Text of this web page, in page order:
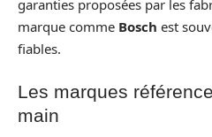
garanties proposées par les
marque comme Bosch est
fiables.
Les marques
main